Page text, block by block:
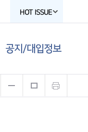
HOT ISSUE
공지/대입정보
공지사항